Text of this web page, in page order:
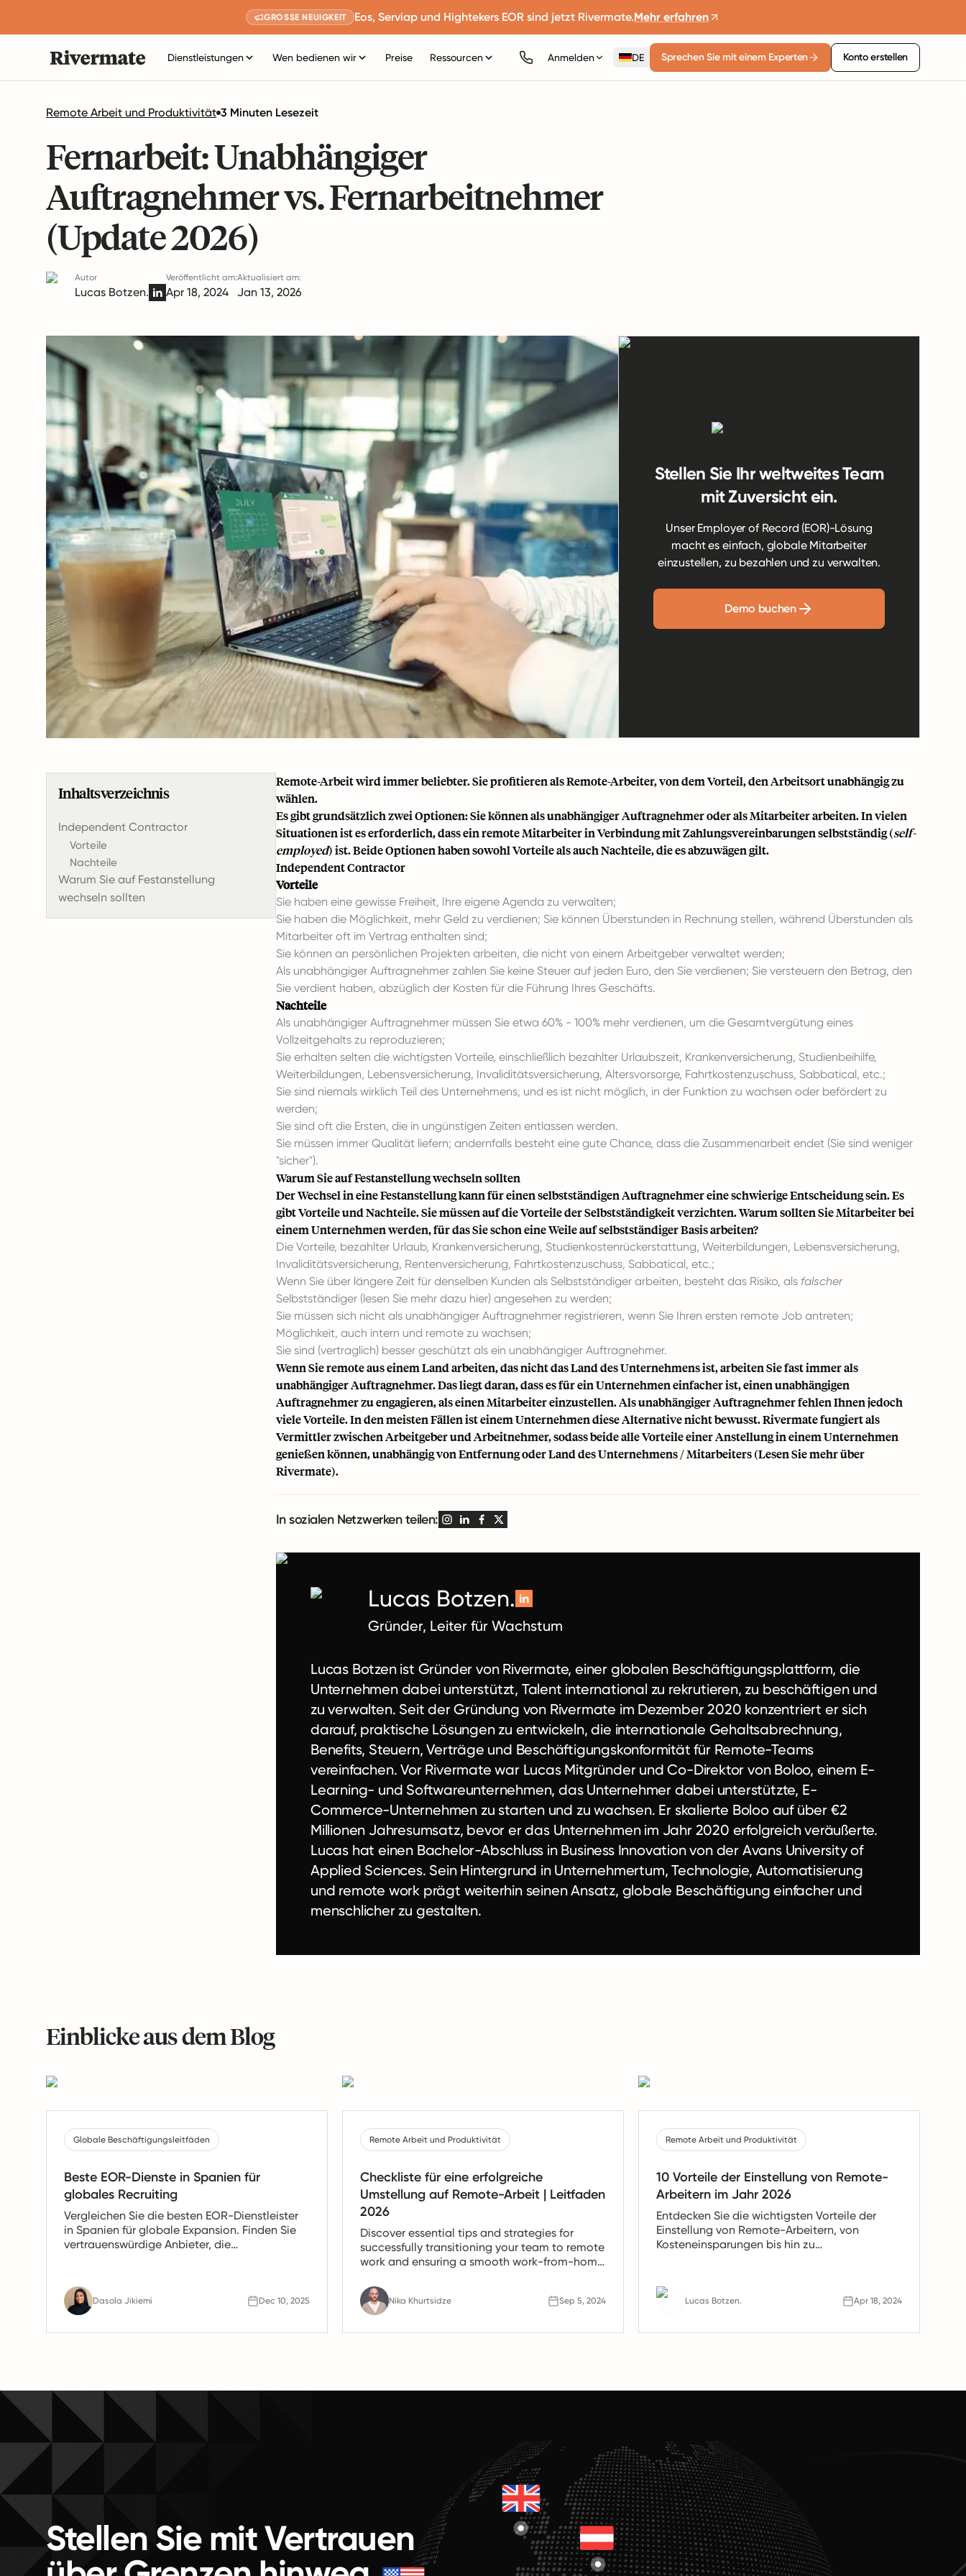
GROSSE NEUIGKEIT Eos, Serviap und Hightekers EOR sind jetzt Rivermate.Mehr erfahren
Dienstleistungen Wen bedienen wir Preise Ressourcen Anmelden DE Sprechen Sie mit einem Experten Konto erstellen
Remote Arbeit und Produktivität 3 Minuten Lesezeit
Fernarbeit: Unabhängiger
Auftragnehmer vs. Fernarbeitnehmer
(Update 2026)
Autor
Lucas Botzen.
Veröffentlicht am:
Apr 18, 2024
Aktualisiert am:
Jan 13, 2026
Stellen Sie Ihr weltweites Team
mit Zuversicht ein.
Unser Employer of Record (EOR)-Lösung
macht es einfach, globale Mitarbeiter
einzustellen, zu bezahlen und zu verwalten.
Demo buchen
Inhaltsverzeichnis
Independent Contractor
Vorteile
Nachteile
Warum Sie auf Festanstellung
wechseln sollten
Remote-Arbeit wird immer beliebter. Sie profitieren alsRemote-Arbeiter, von dem Vorteil, den Arbeitsort unabhängig zu
wählen.
Es gibt grundsätzlich zwei Optionen: Sie könnenals unabhängiger Auftragnehmer oder als Mitarbeiterarbeiten. In vielen
Situationen ist es erforderlich, dass ein remote Mitarbeiter in Verbindung mit Zahlungsvereinbarungen selbstständig (self-
employed) ist. Beide Optionen haben sowohl Vorteile als auch Nachteile, die es abzuwägen gilt.
Independent Contractor
Vorteile
Sie haben eine gewisse Freiheit, Ihre eigene Agenda zu verwalten;
Sie haben die Möglichkeit, mehr Geld zu verdienen; Sie können Überstunden in Rechnung stellen, während Überstunden als
Mitarbeiter oft im Vertrag enthalten sind;
Sie können an persönlichen Projekten arbeiten, die nicht von einem Arbeitgeber verwaltet werden;
Als unabhängiger Auftragnehmer zahlen Sie keine Steuer auf jeden Euro, den Sie verdienen; Sie versteuern den Betrag, den
Sie verdient haben, abzüglich der Kosten für die Führung Ihres Geschäfts.
Nachteile
Als unabhängiger Auftragnehmer müssen Sie etwa 60% - 100% mehr verdienen, um die Gesamtvergütung eines
Vollzeitgehalts zu reproduzieren;
Sie erhalten selten die wichtigsten Vorteile, einschließlich bezahlter Urlaubszeit, Krankenversicherung, Studienbeihilfe,
Weiterbildungen, Lebensversicherung, Invaliditätsversicherung, Altersvorsorge, Fahrtkostenzuschuss, Sabbatical, etc.;
Sie sind niemals wirklich Teil des Unternehmens, und es ist nicht möglich, in der Funktion zu wachsen oder befördert zu
werden;
Sie sind oft die Ersten, die in ungünstigen Zeiten entlassen werden.
Sie müssen immer Qualität liefern; andernfalls besteht eine gute Chance, dass die Zusammenarbeit endet (Sie sind weniger
"sicher").
Warum Sie auf Festanstellung wechseln sollten
Der Wechsel in eine Festanstellung kann für einen selbstständigen Auftragnehmer eine schwierige Entscheidung sein. Es
gibt Vorteile und Nachteile. Sie müssen auf die Vorteile der Selbstständigkeit verzichten. Warum sollten Sie Mitarbeiter bei
einem Unternehmen werden, für das Sie schon eine Weile auf selbstständiger Basis arbeiten?
Die Vorteile, bezahlter Urlaub, Krankenversicherung, Studienkostenrückerstattung, Weiterbildungen, Lebensversicherung,
Invaliditätsversicherung, Rentenversicherung, Fahrtkostenzuschuss, Sabbatical, etc.;
Wenn Sie über längere Zeit für denselben Kunden als Selbstständiger arbeiten, besteht das Risiko, als falscher
Selbstständiger (lesen Sie mehr dazu hier) angesehen zu werden;
Sie müssen sich nicht als unabhängiger Auftragnehmer registrieren, wenn Sie Ihren ersten remote Job antreten;
Möglichkeit, auch intern und remote zu wachsen;
Sie sind (vertraglich) besser geschützt als ein unabhängiger Auftragnehmer.
Wenn Sie remote aus einem Land arbeiten, das nicht das Land des Unternehmens ist, arbeiten Sie fast immer als
unabhängiger Auftragnehmer. Das liegt daran, dass es für ein Unternehmen einfacher ist, einen unabhängigen
Auftragnehmer zu engagieren, als einen Mitarbeiter einzustellen. Als unabhängiger Auftragnehmer fehlen Ihnen jedoch
viele Vorteile. In den meisten Fällen ist einem Unternehmen diese Alternative nicht bewusst. Rivermate fungiert als
Vermittler zwischen Arbeitgeber und Arbeitnehmer, sodass beide alle Vorteile einer Anstellung in einem Unternehmen
genießen können, unabhängig von Entfernung oder Land des Unternehmens / Mitarbeiters (Lesen Sie mehr über
Rivermate).
In sozialen Netzwerken teilen:
Lucas Botzen.
Gründer, Leiter für Wachstum
Lucas Botzen ist Gründer von Rivermate, einer globalen Beschäftigungsplattform, die
Unternehmen dabei unterstützt, Talent international zu rekrutieren, zu beschäftigen und
zu verwalten. Seit der Gründung von Rivermate im Dezember 2020 konzentriert er sich
darauf, praktische Lösungen zu entwickeln, die internationale Gehaltsabrechnung,
Benefits, Steuern, Verträge und Beschäftigungskonformität für Remote-Teams
vereinfachen. Vor Rivermate war Lucas Mitgründer und Co-Direktor von Boloo, einem E-
Learning- und Softwareunternehmen, das Unternehmer dabei unterstützte, E-
Commerce-Unternehmen zu starten und zu wachsen. Er skalierte Boloo auf über €2
Millionen Jahresumsatz, bevor er das Unternehmen im Jahr 2020 erfolgreich veräußerte.
Lucas hat einen Bachelor-Abschluss in Business Innovation von der Avans University of
Applied Sciences. Sein Hintergrund in Unternehmertum, Technologie, Automatisierung
und remote work prägt weiterhin seinen Ansatz, globale Beschäftigung einfacher und
menschlicher zu gestalten.
Einblicke aus dem Blog
Globale Beschäftigungsleitfäden
Beste EOR-Dienste in Spanien für
globales Recruiting
Vergleichen Sie die besten EOR-Dienstleister
in Spanien für globale Expansion. Finden Sie
vertrauenswürdige Anbieter, die
Dasola Jikiemi Dec 10, 2025
Remote Arbeit und Produktivität
Checkliste für eine erfolgreiche
Umstellung auf Remote-Arbeit | Leitfaden
2026
Discover essential tips and strategies for
successfully transitioning your team to remote
work and ensuring a smooth work-from-home
Nika Khurtsidze Sep 5, 2024
Remote Arbeit und Produktivität
10 Vorteile der Einstellung von Remote-
Arbeitern im Jahr 2026
Entdecken Sie die wichtigsten Vorteile der
Einstellung von Remote-Arbeitern, von
Kosteneinsparungen bis hin zu
sind.
Lucas Botzen. Apr 18, 2024
Stellen Sie mit Vertrauen